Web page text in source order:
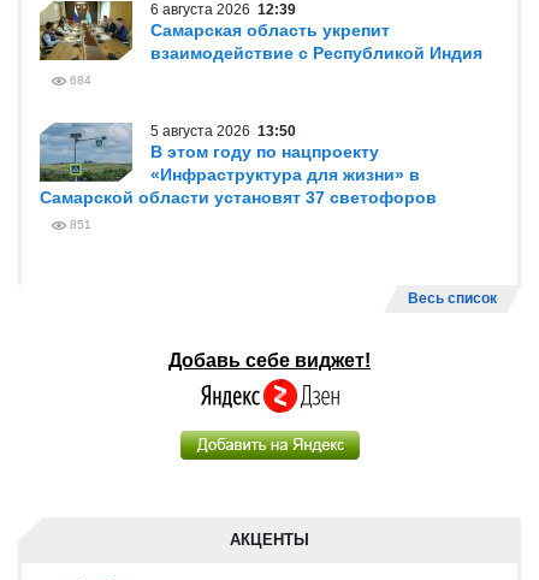
6 августа 2026 12:39
Самарская область укрепит
взаимодействие с Республикой Индия
684
5 августа 2026 13:50
В этом году по нацпроекту
«Инфраструктура для жизни» в
Самарской области установят 37 светофоров
851
Весь список
Добавь себе виджет!
АКЦЕНТЫ